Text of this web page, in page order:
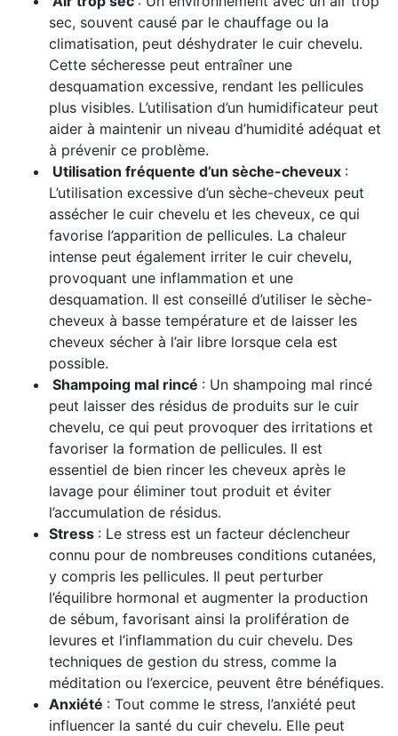
sec, souvent causé par le chauffage ou la
climatisation, peut déshydrater le cuir chevelu.
Cette sécheresse peut entraîner une
desquamation excessive, rendant les pellicules
plus visibles. L’utilisation d’un humidificateur peut
aider à maintenir un niveau d’humidité adéquat et
à prévenir ce problème.
Utilisation fréquente d’un sèche-cheveux :
L’utilisation excessive d’un sèche-cheveux peut
assécher le cuir chevelu et les cheveux, ce qui
favorise l’apparition de pellicules. La chaleur
intense peut également irriter le cuir chevelu,
provoquant une inflammation et une
desquamation. Il est conseillé d’utiliser le sèche-
cheveux à basse température et de laisser les
cheveux sécher à l’air libre lorsque cela est
possible.
Shampoing mal rincé : Un shampoing mal rincé
peut laisser des résidus de produits sur le cuir
chevelu, ce qui peut provoquer des irritations et
favoriser la formation de pellicules. Il est
essentiel de bien rincer les cheveux après le
lavage pour éliminer tout produit et éviter
l’accumulation de résidus.
Stress : Le stress est un facteur déclencheur
connu pour de nombreuses conditions cutanées,
y compris les pellicules. Il peut perturber
l’équilibre hormonal et augmenter la production
de sébum, favorisant ainsi la prolifération de
levures et l’inflammation du cuir chevelu. Des
techniques de gestion du stress, comme la
méditation ou l’exercice, peuvent être bénéfiques.
Anxiété : Tout comme le stress, l’anxiété peut
influencer la santé du cuir chevelu. Elle peut